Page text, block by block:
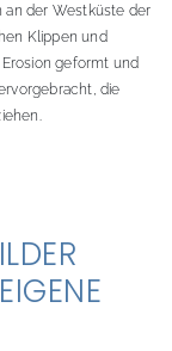
an der Westküste der
Klippen und
geformt und
die